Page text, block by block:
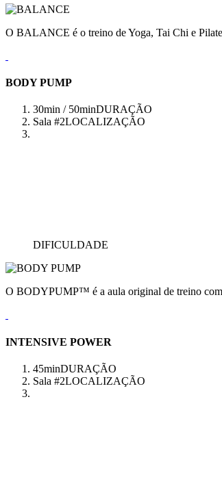
O BALANCE é o treino de Yoga, Tai Chi e
BODY PUMP
30min / 50minDURAÇÃO
Sala #2LOCALIZAÇÃO
DIFICULDADE
O BODYPUMP™ é a aula original de treino com
INTENSIVE POWER
45minDURAÇÃO
Sala #2LOCALIZAÇÃO